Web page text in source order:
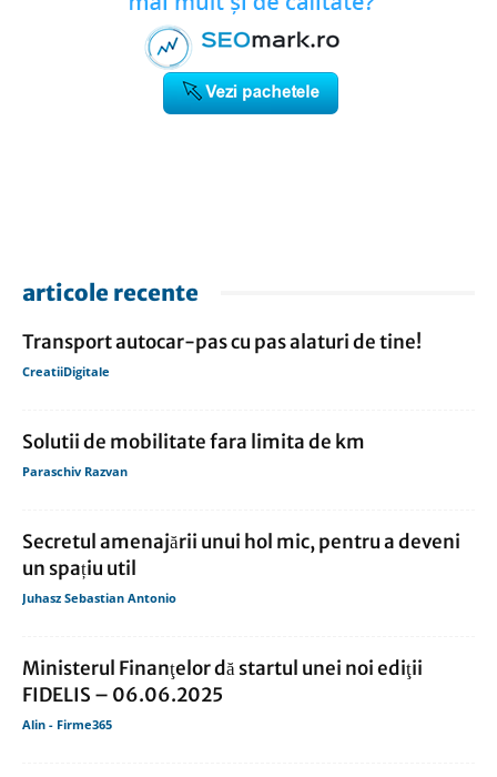
articole recente
Transport autocar-pas cu pas alaturi de tine!
CreatiiDigitale
Solutii de mobilitate fara limita de km
Paraschiv Razvan
Secretul amenajării unui hol mic, pentru a deveni
un spațiu util
Juhasz Sebastian Antonio
Ministerul Finanţelor dă startul unei noi ediţii
FIDELIS – 06.06.2025
Alin - Firme365